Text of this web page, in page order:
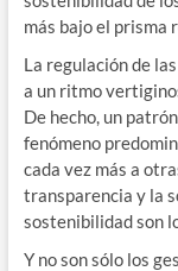
más bajo el prisma
La regulación de
a un ritmo
De hecho, un
fenómeno
cada vez más a
transparencia y la
sostenibilidad son
Y no son sólo los